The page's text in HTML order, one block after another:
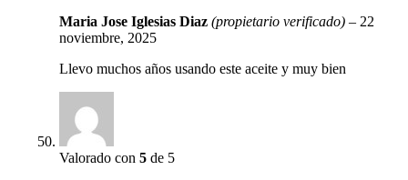
Maria Jose Iglesias Diaz(propietario verificado) – 22
noviembre, 2025
Llevo muchos años usando este aceite y muy bien
Valorado con5 de 5